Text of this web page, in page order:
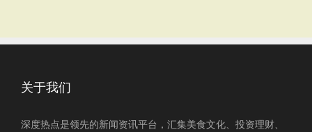
关于我们
深度热点是领先的新闻资讯平台，汇集美食文化、投资理财、